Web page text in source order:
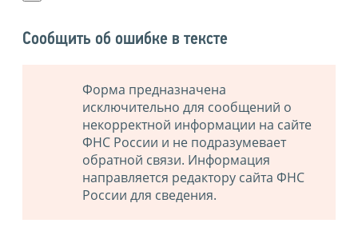
Сообщить об ошибке в тексте
Форма предназначена
исключительно для сообщений о
некорректной информации на сайте
ФНС России и не подразумевает
обратной связи. Информация
направляется редактору сайта ФНС
России для сведения.